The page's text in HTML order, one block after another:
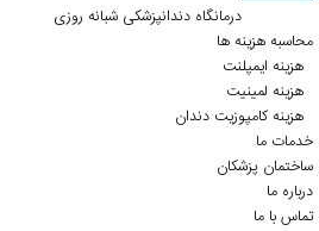
درمانگاه دندانپزشکی شبانه روزی
محاسبه هزینه ها
هزینه ایمپلنت
هزینه لمینیت
هزینه کامپوزیت دندان
خدمات ما
ساختمان پزشکان
درباره ما
تماس با ما